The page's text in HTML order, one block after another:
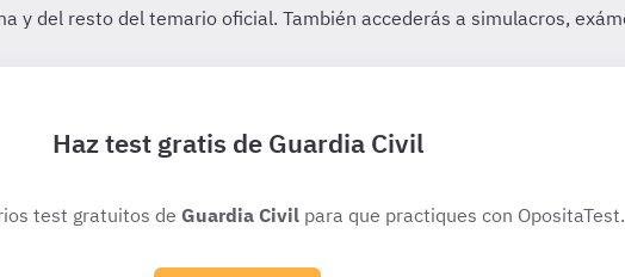
Haz test gratis de Guardia Civil
test gratuitos de Guardia Civilpara que practiques con OpositaTest.